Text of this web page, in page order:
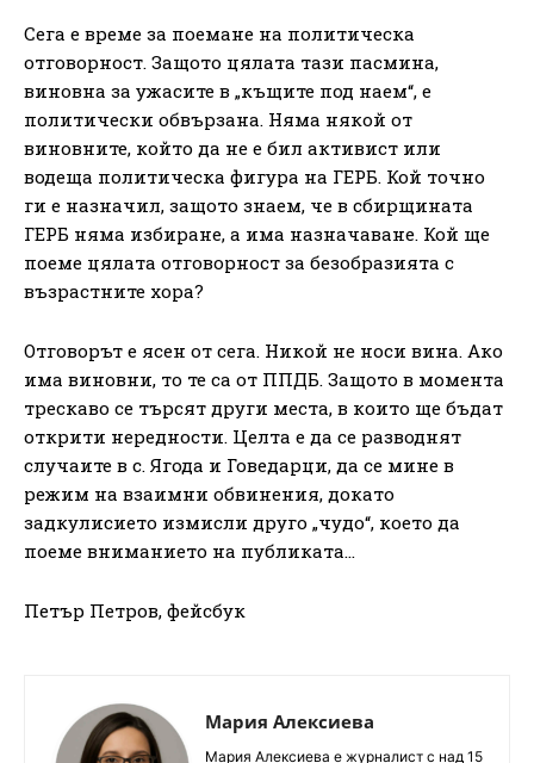
Сега е време за поемане на политическа
отговорност. Защото цялата тази пасмина,
виновна за ужасите в „къщите под наем“, е
политически обвързана. Няма някой от
виновните, който да не е бил активист или
водеща политическа фигура на ГЕРБ. Кой точно
ги е назначил, защото знаем, че в сбирщината
ГЕРБ няма избиране, а има назначаване. Кой ще
поеме цялата отговорност за безобразията с
възрастните хора?
Отговорът е ясен от сега. Никой не носи вина. Ако
има виновни, то те са от ППДБ. Защото в момента
трескаво се търсят други места, в които ще бъдат
открити нередности. Целта е да се разводнят
случаите в с. Ягода и Говедарци, да се мине в
режим на взаимни обвинения, докато
задкулисието измисли друго „чудо“, което да
поеме вниманието на публиката…
Петър Петров, фейсбук
Мария Алексиева
Мария Алексиева е журналист с над 15